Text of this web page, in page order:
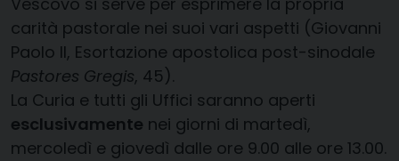
carità pastorale nei suoi vari aspetti (Giovanni
Paolo II, Esortazione apostolica post-sinodale
Pastores Gregis, 45).
La Curia e tutti gli Uffici saranno aperti
esclusivamente nei giorni di martedì,
mercoledì e giovedì dalle ore 9.00 alle ore 13.00.